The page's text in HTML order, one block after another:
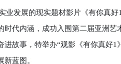
发展的现实题材影片《有你真好
代内涵，成功入围第二届亚洲
故事，特举办“观影《有你真好1
蓝图。